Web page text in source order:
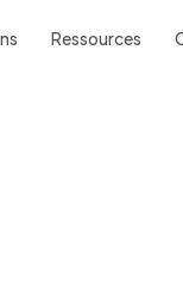
Ressources